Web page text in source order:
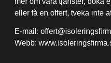
eller få en offert, tveka inte
E-mail:
Webb: www.